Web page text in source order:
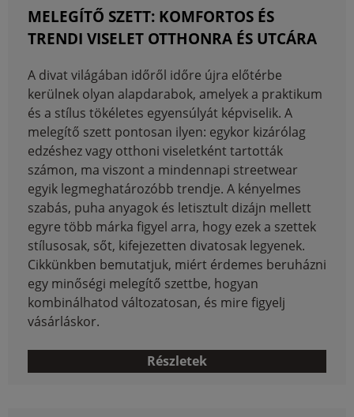
MELEGÍTŐ SZETT: KOMFORTOS ÉS
TRENDI VISELET OTTHONRA ÉS UTCÁRA
A divat világában időről időre újra előtérbe
kerülnek olyan alapdarabok, amelyek a praktikum
és a stílus tökéletes egyensúlyát képviselik. A
melegítő szett pontosan ilyen: egykor kizárólag
edzéshez vagy otthoni viseletként tartották
számon, ma viszont a mindennapi streetwear
egyik legmeghatározóbb trendje. A kényelmes
szabás, puha anyagok és letisztult dizájn mellett
egyre több márka figyel arra, hogy ezek a szettek
stílusosak, sőt, kifejezetten divatosak legyenek.
Cikkünkben bemutatjuk, miért érdemes beruházni
egy minőségi melegítő szettbe, hogyan
kombinálhatod változatosan, és mire figyelj
vásárláskor.
Részletek